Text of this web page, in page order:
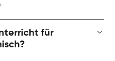
für